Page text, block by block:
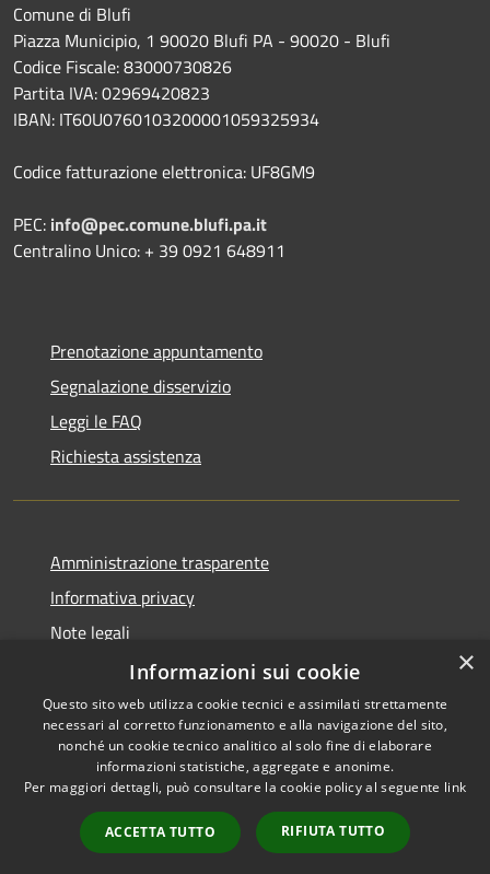
Comune di Blufi
Piazza Municipio, 1 90020 Blufi PA - 90020 - Blufi
Codice Fiscale: 83000730826
Partita IVA: 02969420823
IBAN: IT60U0760103200001059325934
Codice fatturazione elettronica: UF8GM9
PEC: info@pec.comune.blufi.pa.it
Centralino Unico: + 39 0921 648911
Prenotazione appuntamento
Segnalazione disservizio
Leggi le FAQ
Richiesta assistenza
Amministrazione trasparente
Informativa privacy
Note legali
Dichiarazione di accessibilità
RSS
Accessibilità
Copyright © 2026 • Comune di
Municipium•
Accesso
redazione
×
Informazioni sui cookie
Questo sito web utilizza cookie tecnici e assimilati strettamente
necessari al corretto funzionamento e alla navigazione del sito,
nonché un cookie tecnico analitico al solo fine di elaborare
informazioni statistiche, aggregate e anonime.
Per maggiori dettagli, può consultare la cookie policy al seguente link
ACCETTA TUTTO RIFIUTA TUTTO